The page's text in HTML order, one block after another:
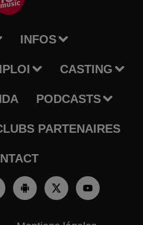
INFOS
CASTING
PODCASTS
PARTENAIRES